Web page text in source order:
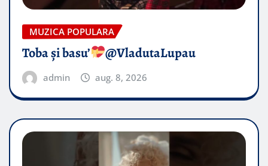
MUZICA POPULARA
Toba și basu’ @VladutaLupau
admin aug. 8, 2026